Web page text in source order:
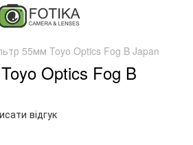
55мм Toyo Optics Fog B Japan
Optics Fog B
відгук